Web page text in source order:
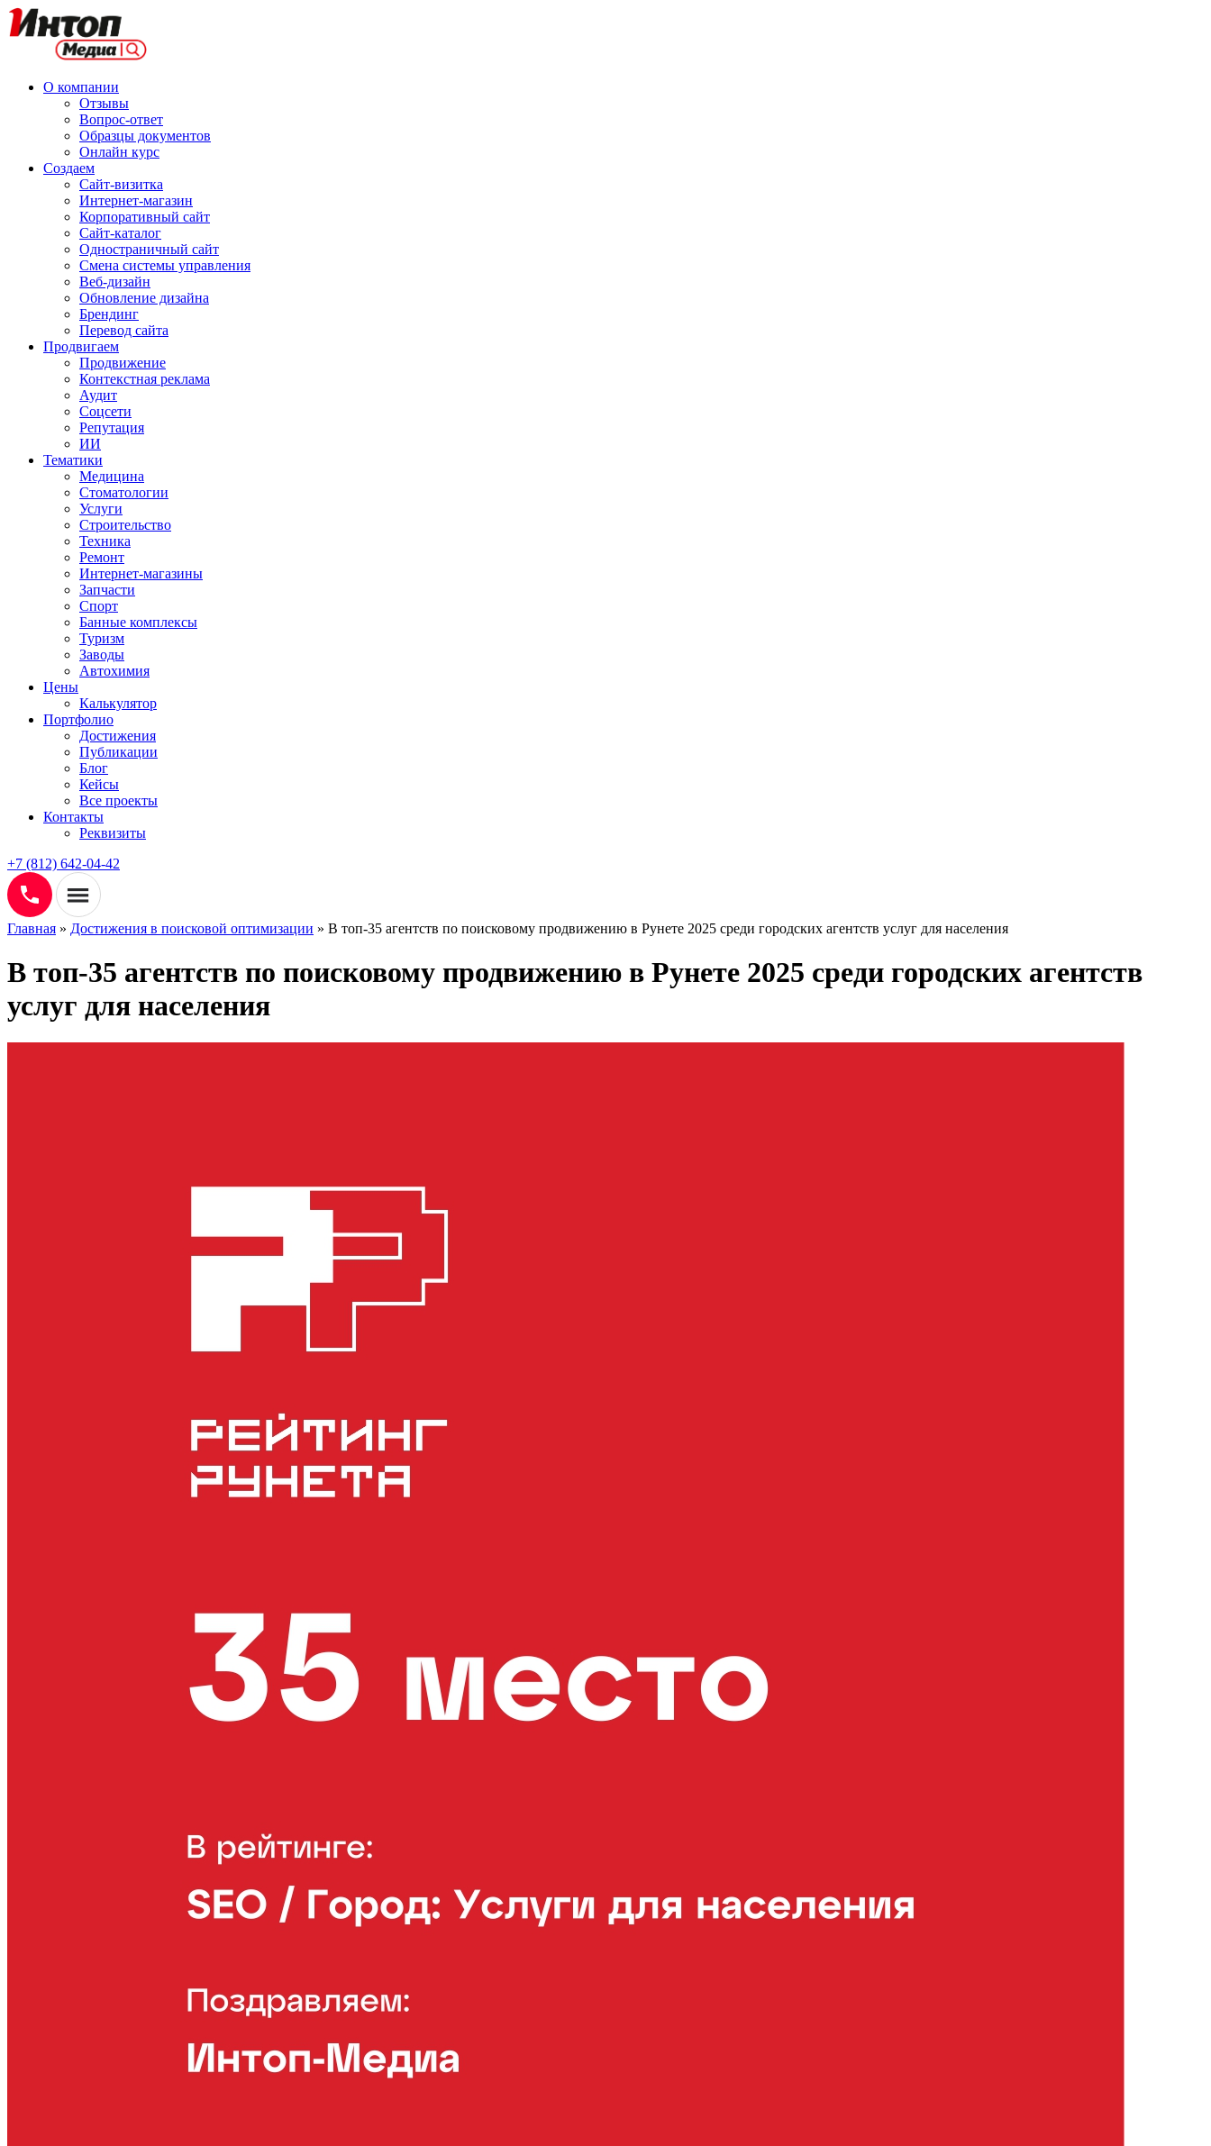
О компании
Отзывы
Вопрос-ответ
Образцы документов
Онлайн курс
Создаем
Сайт-визитка
Интернет-магазин
Корпоративный сайт
Сайт-каталог
Одностраничный сайт
Смена системы управления
Веб-дизайн
Обновление дизайна
Брендинг
Перевод сайта
Продвигаем
Продвижение
Контекстная реклама
Аудит
Соцсети
Репутация
ИИ
Тематики
Медицина
Стоматологии
Услуги
Строительство
Техника
Ремонт
Интернет-магазины
Запчасти
Спорт
Банные комплексы
Туризм
Заводы
Автохимия
Цены
Калькулятор
Портфолио
Достижения
Публикации
Блог
Кейсы
Все проекты
Контакты
Реквизиты
+7 (812) 642-04-42
Главная » Достижения в поисковой оптимизации » В топ-35 агентств по поисковому продвижению в Рунете 2025 среди городских агентств услуг для населения
В топ-35 агентств по поисковому продвижению в Рунете 2025 среди городских агентств
услуг для населения